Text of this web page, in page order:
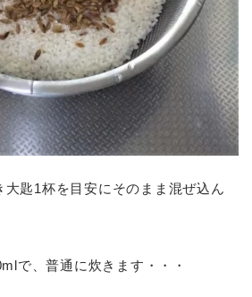
匙1杯を目安にそのまま混ぜ込ん
で、普通に炊きます・・・